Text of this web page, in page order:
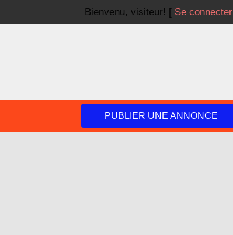
Bienvenu, visiteur! [ Se connecter
PUBLIER UNE ANNONCE